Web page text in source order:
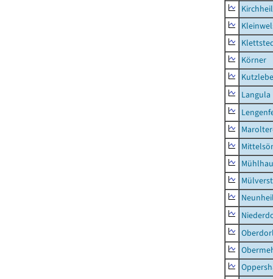
Körner
Langula